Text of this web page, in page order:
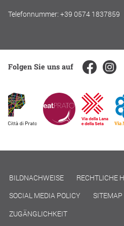
Telefonnummer: +39 0574 1837859
Folgen Sie uns auf
BILDNACHWEISE RECHTLICHE
SOCIAL MEDIA POLICY
SITEMAP
ZUGÄNGLICHKEIT